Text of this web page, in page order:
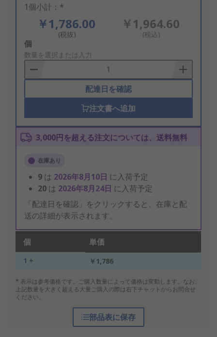
1個小計：*
￥1,786.00
(税抜)
￥1,964.60
(税込)
Add
to
Basket
個
数量を選択または入力
配達日を確認
注文書へ追加
3,000円を超える注文については、送料無料
在庫あり
9 は 2026年8月10日 に入荷予定
20 は 2026年8月24日 に入荷予定
「配達日を確認」をクリックすると、在庫と配
送の詳細が表示されます。
個 単価
1 + ￥1,786
* 表示は参考価格です。ご購入数量によって価格は変動します。なお、
上記数量を大きく超える大量ご購入の際は右下チャットからお問合せ
ください。
部品表に保存